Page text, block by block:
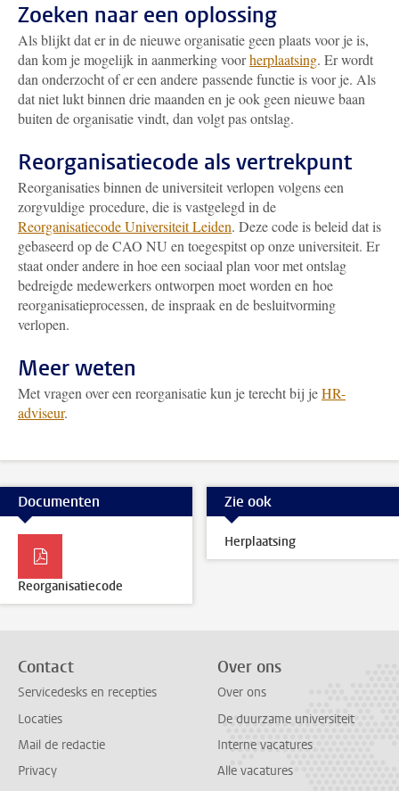
Zoeken naar een oplossing
Als blijkt dat er in de nieuwe organisatie geen plaats voor je is,
dan kom je mogelijk in aanmerking voorherplaatsing. Er wordt
dan onderzocht of er een andere passende functie is voor je. Als
dat niet lukt binnen drie maanden en je ook geen nieuwe baan
buiten de organisatie vindt, dan volgt pas ontslag.
Reorganisatiecode als vertrekpunt
Reorganisaties binnen de universiteit verlopen volgens een
zorgvuldige procedure, die is vastgelegd in de
Reorganisatiecode Universiteit Leiden. Deze code is beleid dat is
gebaseerd op de CAO NU en toegespitst op onze universiteit. Er
staat onder andere in hoe een sociaal plan voor met ontslag
bedreigde medewerkers ontworpen moet worden en hoe
reorganisatieprocessen, de inspraak en de besluitvorming
verlopen.
Meer weten
Met vragen over een reorganisatie kun je terecht bij jeHR-
adviseur.
Documenten
Reorganisatiecode
Zie ook
Herplaatsing
Contact
Servicedesks en recepties
Locaties
Mail de redactie
Privacy
Over ons
Over ons
De duurzame universiteit
Interne vacatures
Alle vacatures